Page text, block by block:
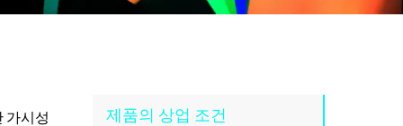
제품의 상업 조건
가시성